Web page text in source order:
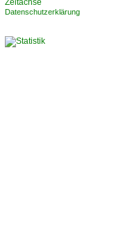
Zeitachse
Datenschutzerklärung